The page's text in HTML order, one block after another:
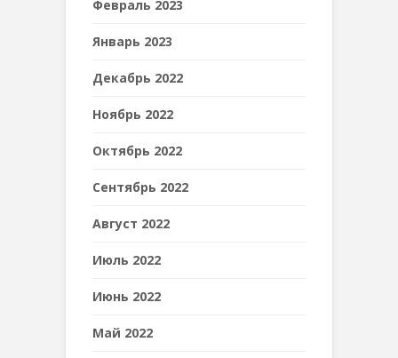
Февраль 2023
Январь 2023
Декабрь 2022
Ноябрь 2022
Октябрь 2022
Сентябрь 2022
Август 2022
Июль 2022
Июнь 2022
Май 2022